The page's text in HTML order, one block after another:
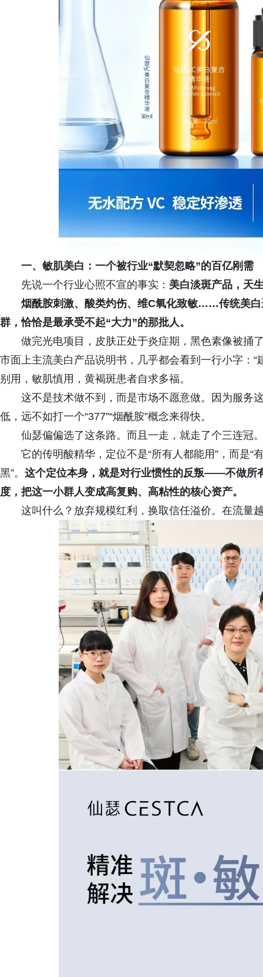
一、敏肌美白：一个被行业“默契忽略”的百亿刚需
先说一个行业心照不宣的事实： 美白淡斑产品，天
烟酰胺刺激、酸类灼伤、维C氧化致敏……传统美
群，恰恰是最承受不起“大力”的那批人。
做完光电项目，皮肤正处于炎症期，黑色素像被捅
市面上主流美白产品说明书，几乎都会看到一行小字
别用，敏肌慎用，黄褐斑患者自求多福。
这不是技术做不到，而是市场不愿意做。因为服务
低，远不如打一个“377”“烟酰胺”概念来得快。
仙瑟偏偏选了这条路。而且一走，就走了个三连冠
它的传明酸精华，定位不是“所有人都能用”，而是
黑”。 这个定位本身，就是对行业惯性的反叛——不做所
度，把这一小群人变成高复购、高粘性的核心资产。
这叫什么？放弃规模红利，换取信任溢价。在流量